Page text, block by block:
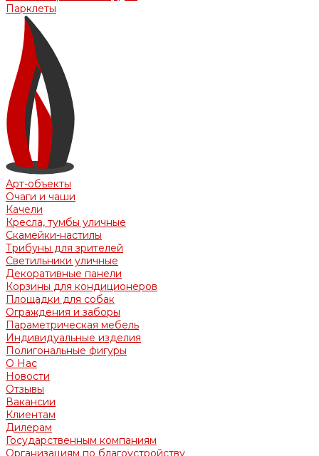
Парклеты
Арт-объекты
Очаги и чаши
Качели
Кресла, тумбы уличные
Скамейки-настилы
Трибуны для зрителей
Светильники уличные
Декоративные панели
Корзины для кондиционеров
Площадки для собак
Ограждения и заборы
Параметрическая мебель
Индивидуальные изделия
Полигональные фигуры
О Нас
Новости
Отзывы
Вакансии
Клиентам
Дилерам
Государственным компаниям
Организациям по благоустройству